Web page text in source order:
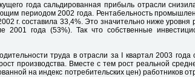
года сальдированная прибыль отрасли
периодом 2002 года. Рентабельность
г. составила 33,4%. Это значительно ниже уровня
2001 года (53%). Так что собственные
труда в отрасли за I квартал 2003
производства. Вместе с тем рост реальной
на индекс потребительских цен) работников